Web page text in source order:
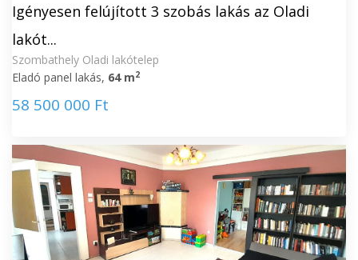
Igényesen felújított 3 szobás lakás az Oladi
lakót...
Szombathely Oladi lakótelep
Eladó panel lakás, 64 m2
58 500 000 Ft